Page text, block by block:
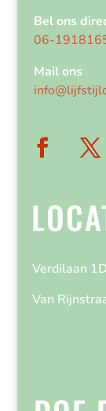
Bel ons
06-
Mail ons
Verdilaan
Van